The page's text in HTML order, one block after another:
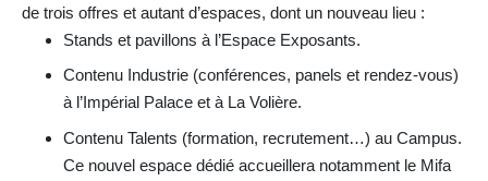
de trois offres et autant d’espaces, dont un nouveau lieu :
Stands et pavillons à l’Espace Exposants.
Contenu Industrie (conférences, panels et rendez-vous)
à l’Impérial Palace et à La Volière.
Contenu Talents (formation, recrutement…) au Campus.
Ce nouvel espace dédié accueillera notamment le Mifa